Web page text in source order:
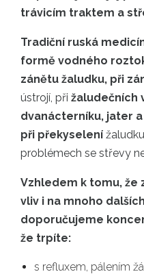
trávicím traktem a
Tradiční ruská
formě vodného
zánětu žaludku, při
ústrojí, při žaludečních
dvanácterníku, jater
při překyselení
problémech se střevy
Vzhledem k tomu,
vliv i na mnoho
doporučujeme
že trpíte:
s refluxem, pálením